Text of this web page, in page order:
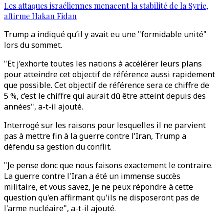
Les attaques israéliennes menacent la stabilité de la Syrie,
affirme Hakan Fidan
Trump a indiqué qu’il y avait eu une "formidable unité"
lors du sommet.
"Et j’exhorte toutes les nations à accélérer leurs plans
pour atteindre cet objectif de référence aussi rapidement
que possible. Cet objectif de référence sera ce chiffre de
5 %, c’est le chiffre qui aurait dû être atteint depuis des
années", a-t-il ajouté.
Interrogé sur les raisons pour lesquelles il ne parvient
pas à mettre fin à la guerre contre l’Iran, Trump a
défendu sa gestion du conflit.
"Je pense donc que nous faisons exactement le contraire.
La guerre contre l'Iran a été un immense succès
militaire, et vous savez, je ne peux répondre à cette
question qu'en affirmant qu'ils ne disposeront pas de
l'arme nucléaire", a-t-il ajouté.